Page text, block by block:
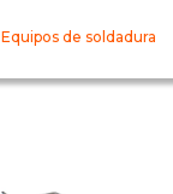
Equipos de soldadura